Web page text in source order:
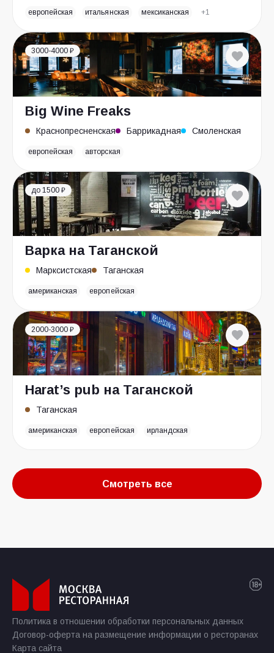
европейская итальянская мексиканская +1
3000-4000 ₽
Big Wine Freaks
Краснопресненская Баррикадная Смоленская
европейская авторская
до 1500 ₽
Варка на Таганской
Марксистская Таганская
американская европейская
2000-3000 ₽
Harat’s pub на Таганской
Таганская
американская европейская ирландская
Смотреть все
Политика в отношении обработки персональных данных
Договор-оферта на размещение информации о ресторанах
Карта сайта